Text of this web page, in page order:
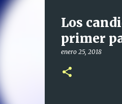
Los
primer
enero 25, 2018